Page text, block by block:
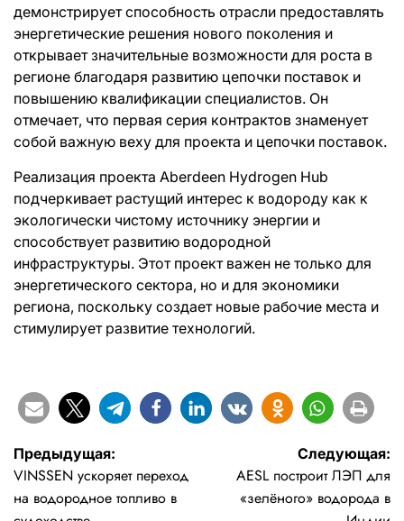
демонстрирует способность отрасли предоставлять
энергетические решения нового поколения и
открывает значительные возможности для роста в
регионе благодаря развитию цепочки поставок и
повышению квалификации специалистов. Он
отмечает, что первая серия контрактов знаменует
собой важную веху для проекта и цепочки поставок.
Реализация проекта Aberdeen Hydrogen Hub
подчеркивает растущий интерес к водороду как к
экологически чистому источнику энергии и
способствует развитию водородной
инфраструктуры. Этот проект важен не только для
энергетического сектора, но и для экономики
региона, поскольку создает новые рабочие места и
стимулирует развитие технологий.
Навигация
по
Предыдущая:
VINSSEN ускоряет переход
на водородное топливо в
Следующая:
AESL построит ЛЭП для
«зелёного» водорода в